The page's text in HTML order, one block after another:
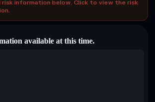
risk information below. Click to view the risk
available at this time.